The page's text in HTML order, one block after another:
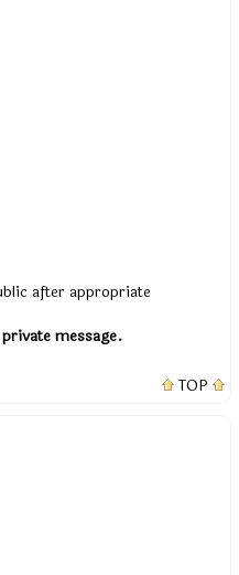
after appropriate
message.
TOP